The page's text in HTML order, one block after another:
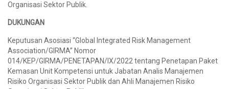
Organisasi Sektor Publik.
DUKUNGAN
Keputusan Asosiasi “Global Integrated Risk Management
Association/GIRMA” Nomor
014/KEP/GIRMA/PENETAPAN/IX/2022 tentang Penetapan Paket
Kemasan Unit Kompetensi untuk Jabatan Analis Manajemen
Risiko Organisasi Sektor Publik dan Ahli Manajemen Risiko